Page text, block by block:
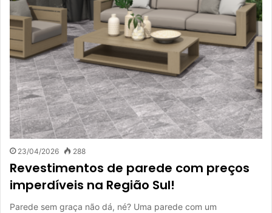
23/04/2026 288
Revestimentos de parede com preços
imperdíveis na Região Sul!
Parede sem graça não dá, né? Uma parede com um